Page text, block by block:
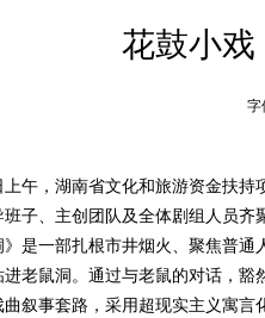
花鼓小戏
字
，湖南省文化和旅游资金扶持
子、主创团队及全体剧组人员齐
一部扎根市井烟火、聚焦普通
老鼠洞。通过与老鼠的对话，豁
曲叙事套路，采用超现实主义寓